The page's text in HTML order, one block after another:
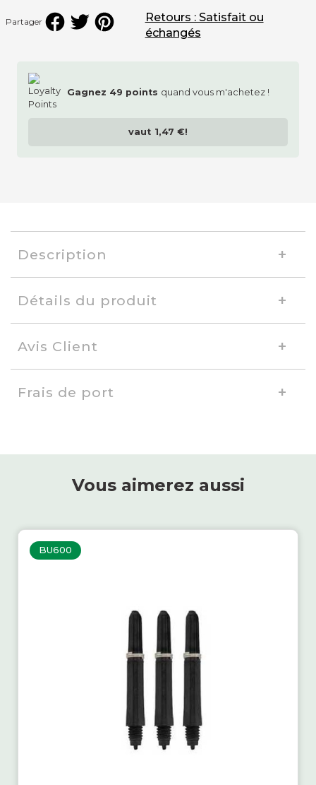
Partager
Gagnez 49 points quand vous m'achetez !
vaut 1,47 €!
Retours : Satisfait ou
échangés
Description
Détails du produit
Avis Client
Frais de port
Vous aimerez aussi
BU600